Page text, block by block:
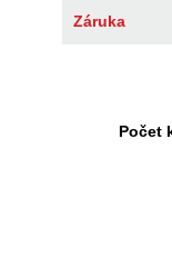
Záruka
Počet